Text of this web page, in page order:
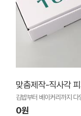
맞춤제작-직사각
김밥부터 베이커리까지
0원